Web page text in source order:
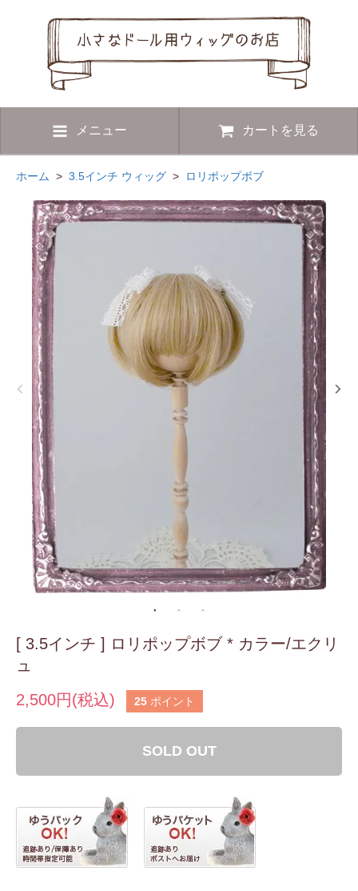
メニュー カートを見る
ホーム > 3.5インチ ウィッグ > ロリポップボブ
[ 3.5インチ ] ロリポップボブ * カラー/エクリ
ュ
2,500円(税込)
25 ポイント
SOLD OUT